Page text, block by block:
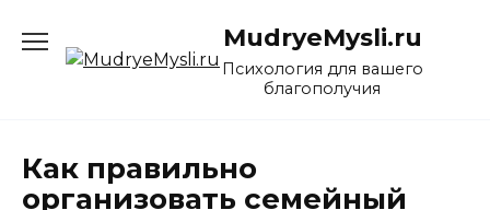
содержанию
MudryeMysli.ru
Психология для вашего
благополучия
Как правильно
организовать семейный